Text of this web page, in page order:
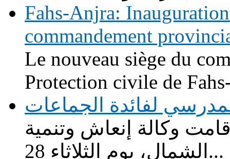
Fahs-Anjra:
commandement
Le nouveau siège du
Protection civile de
للنقل المدرسي لفائدة الجماعات
وكالة إنعاش وتنمية
الشمال، يوم الثلاثاء 28...